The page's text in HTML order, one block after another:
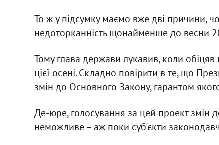
То ж у підсумку маємо вже дві причини,
недоторканність щонайменше до весни
Тому глава держави лукавив, коли
цієї осені. Складно повірити в те, що
змін до Основного Закону, гарантом
Де-юре, голосування за цей проект змін
неможливе – аж поки суб'єкти